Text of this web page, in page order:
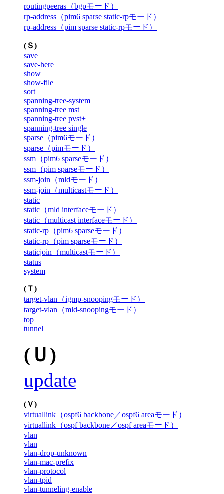
routingpeeras（bgpモード）
rp-address（pim6 sparse static-rpモード）
rp-address（pim sparse static-rpモード）
(Ｓ)
save
save-here
show
show-file
sort
spanning-tree-system
spanning-tree mst
spanning-tree pvst+
spanning-tree single
sparse（pim6モード）
sparse（pimモード）
ssm（pim6 sparseモード）
ssm（pim sparseモード）
ssm-join（mldモード）
ssm-join（multicastモード）
static
static（mld interfaceモード）
static（multicast interfaceモード）
static-rp（pim6 sparseモード）
static-rp（pim sparseモード）
staticjoin（multicastモード）
status
system
(Ｔ)
target-vlan（igmp-snoopingモード）
target-vlan（mld-snoopingモード）
top
tunnel
(Ｕ)
update
(Ｖ)
virtuallink（ospf6 backbone／ospf6 areaモード）
virtuallink（ospf backbone／ospf areaモード）
vlan
vlan
vlan-drop-unknown
vlan-mac-prefix
vlan-protocol
vlan-tpid
vlan-tunneling-enable